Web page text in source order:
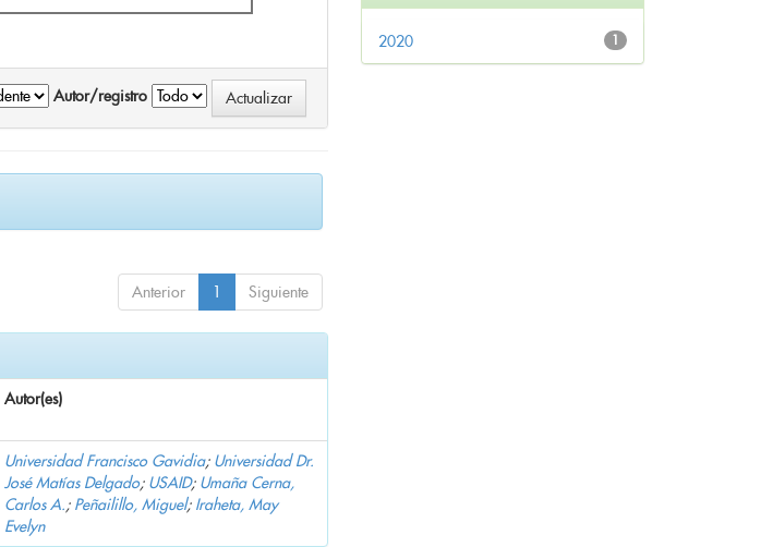
Autor/registro
Anterior 1 Siguiente
Autor(es)
Universidad Francisco Gavidia; Universidad Dr.
José Matías Delgado; USAID; Umaña Cerna,
Carlos A.; Peñailillo, Miguel; Iraheta, May
Evelyn
1
2020